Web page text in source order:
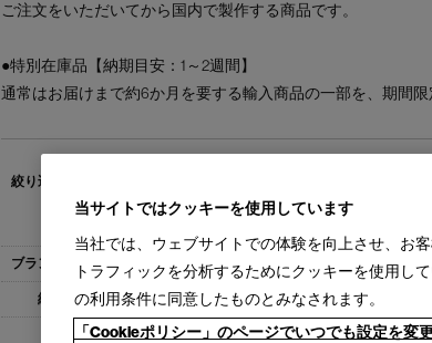
ご注文をいただいてから国内で製作する商品です。
●特別在庫品【納期目安：1～2週間】
通常はお届けまで約6か月を要する輸入商品の一部を、期間
ダイニングチェア(17)
ラウンジチェア(14) アームチェア(13)
すべて IXC(2)
すべて 1-3ヵ月［国内製作品］(2)
当サイトではクッキーを使用しています
当社では、ウェブサイトでの体験を向上させ、お
トラフィックを分析するためにクッキーを使用し
の利用条件に同意したものとみなされます。
「Cookieポリシー」のページでいつでも設定を変